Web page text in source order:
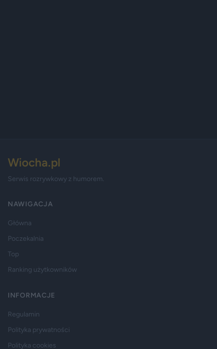
Wiocha.pl
Serwis rozrywkowy z humorem.
NAWIGACJA
Główna
Poczekalnia
Top
Ranking użytkowników
INFORMACJE
Regulamin
Polityka prywatności
Polityka cookies